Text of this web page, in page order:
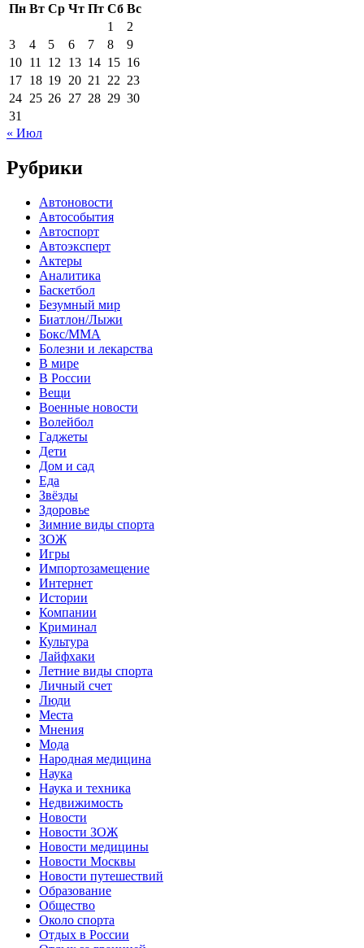
Пн Вт Ср Чт Пт Сб Вс
1
2
3
4 5 6 7 8
9
10 11 12 13 14 15 16
17 18 19 20 21 22 23
24 25 26 27 28 29 30
31
« Июл
Рубрики
Автоновости
Автособытия
Автоспорт
Автоэксперт
Актеры
Аналитика
Баскетбол
Безумный мир
Биатлон/Лыжи
Бокс/MMA
Болезни и лекарства
В мире
В России
Вещи
Военные новости
Волейбол
Гаджеты
Дети
Дом и сад
Еда
Звёзды
Здоровье
Зимние виды спорта
ЗОЖ
Игры
Импортозамещение
Интернет
Истории
Компании
Криминал
Культура
Лайфхаки
Летние виды спорта
Личный счет
Люди
Места
Мнения
Мода
Народная медицина
Наука
Наука и техника
Недвижимость
Новости
Новости ЗОЖ
Новости медицины
Новости Москвы
Новости путешествий
Образование
Общество
Около спорта
Отдых в России